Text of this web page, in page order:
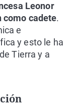
Leonor
como cadete.
e
y esto le ha
Tierra y a